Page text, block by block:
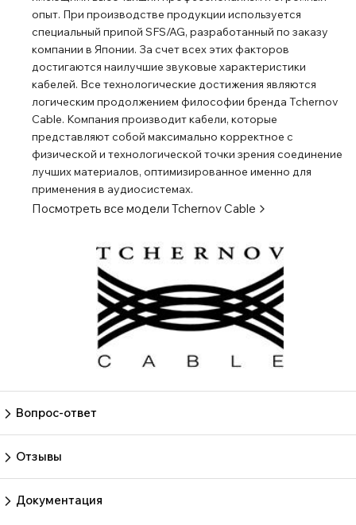
опыт. При производстве продукции используется
специальный припой SFS/AG, разработанный по заказу
компании в Японии. За счет всех этих факторов
достигаются наилучшие звуковые характеристики
кабелей. Все технологические достижения являются
логическим продолжением философии бренда Tchernov
Cable. Компания производит кабели, которые
представляют собой максимально корректное с
физической и технологической точки зрения соединение
лучших материалов, оптимизированное именно для
применения в аудиосистемах.
Посмотреть все модели Tchernov Cable
Вопрос-ответ
Отзывы
Документация